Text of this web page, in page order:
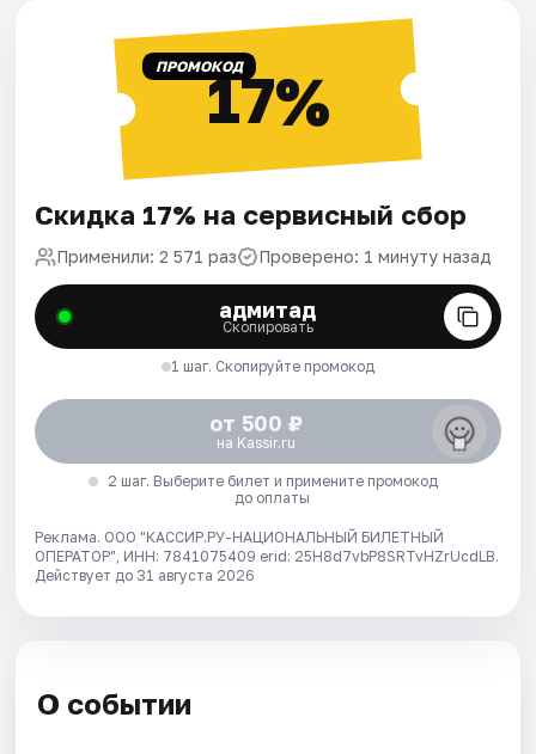
ПРОМОКОД17%
Скидка 17% на сервисный сбор
Применили: 2 571 раз Проверено: 1 минуту назад
адмитад
Скопировать
1 шаг. Скопируйте промокод
от 500 ₽
на Kassir.ru
2 шаг. Выберите билет и примените промокод
до оплаты
Реклама. ООО "КАССИР.РУ-НАЦИОНАЛЬНЫЙ БИЛЕТНЫЙ
ОПЕРАТОР", ИНН: 7841075409 erid: 25H8d7vbP8SRTvHZrUcdLB.
Действует до 31 августа 2026
О событии